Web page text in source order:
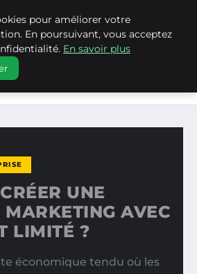
STRATÉGIE MARKETING AVEC UN
UNE
MARKETING AVEC
LIMITÉ ?
économique tendu où les
pour améliorer votre
En poursuivant, vous acceptez
En savoir plus